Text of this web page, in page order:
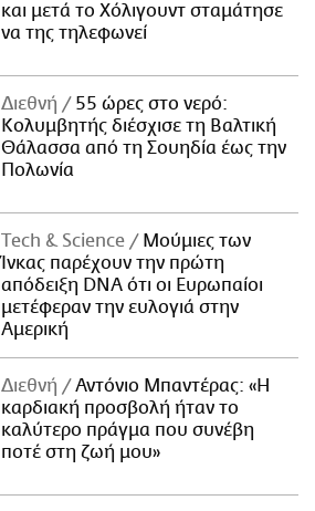
και μετά το Χόλιγουντ σταμάτησε
να της τηλεφωνεί
Διεθνή
55 ώρες στο νερό:
Κολυμβητής διέσχισε τη Βαλτική
Θάλασσα από τη Σουηδία έως την
Πολωνία
Τech & Science
Μούμιες των
Ίνκας παρέχουν την πρώτη
απόδειξη DNA ότι οι Ευρωπαίοι
μετέφεραν την ευλογιά στην
Αμερική
Διεθνή
Αντόνιο Μπαντέρας: «Η
καρδιακή προσβολή ήταν το
καλύτερο πράγμα που συνέβη
ποτέ στη ζωή μου»